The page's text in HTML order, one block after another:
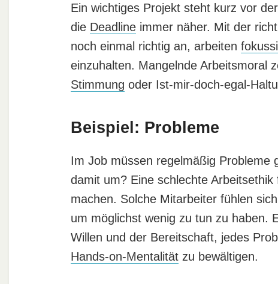
Ein wichtiges Projekt steht kurz vor
die Deadlineimmer näher. Mit der
noch einmal richtig an, arbeiten
einzuhalten. Mangelnde Arbeitsmoral
Stimmung oder Ist-mir-doch-egal-
Beispiel: Probleme
Im Job müssen regelmäßig Probleme
damit um? Eine schlechte
machen. Solche Mitarbeiter fühlen
um möglichst wenig zu tun zu haben.
Willen und der Bereitschaft, jedes
Hands-on-Mentalitätzu bewältigen.